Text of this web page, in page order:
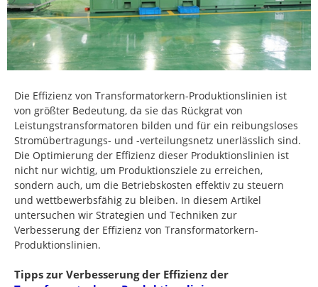
Die Effizienz von Transformatorkern-Produktionslinien ist
von größter Bedeutung, da sie das Rückgrat von
Leistungstransformatoren bilden und für ein reibungsloses
Stromübertragungs- und -verteilungsnetz unerlässlich sind.
Die Optimierung der Effizienz dieser Produktionslinien ist
nicht nur wichtig, um Produktionsziele zu erreichen,
sondern auch, um die Betriebskosten effektiv zu steuern
und wettbewerbsfähig zu bleiben. In diesem Artikel
untersuchen wir Strategien und Techniken zur
Verbesserung der Effizienz von Transformatorkern-
Produktionslinien.
Tipps zur Verbesserung der Effizienz der